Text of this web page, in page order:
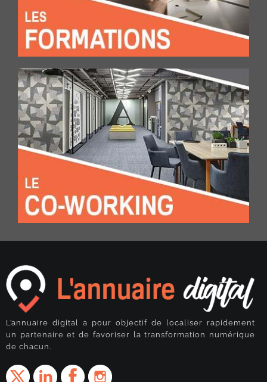
L’annuaire digital a pour objectif de localiser rapidement
un partenaire et de favoriser la transformation numérique
de chacun.